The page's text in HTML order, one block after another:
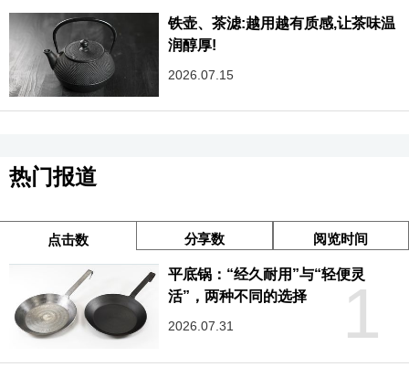
铁壶、茶滤:越用越有质感,让茶味温
润醇厚!
2026.07.15
热门报道
点击数 分享数 阅览时间
1
平底锅：“经久耐用”与“轻便灵
活”，两种不同的选择
2026.07.31